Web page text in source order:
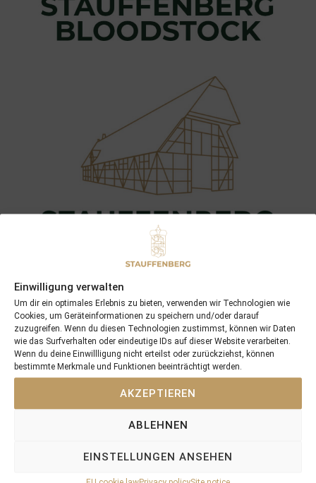
Einwilligung verwalten
Um dir ein optimales Erlebnis zu bieten, verwenden wir Technologien wie
Cookies, um Geräteinformationen zu speichern und/oder darauf
zuzugreifen. Wenn du diesen Technologien zustimmst, können wir Daten
wie das Surfverhalten oder eindeutige IDs auf dieser Website verarbeiten.
Wenn du deine Einwillligung nicht erteilst oder zurückziehst, können
bestimmte Merkmale und Funktionen beeinträchtigt werden.
AKZEPTIEREN
ABLEHNEN
EINSTELLUNGEN ANSEHEN